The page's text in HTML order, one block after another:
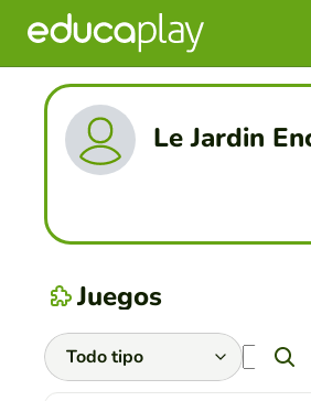
Le Jardin
Juegos